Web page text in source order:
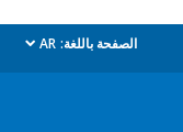
الصفحة باللغة: AR
dropdown